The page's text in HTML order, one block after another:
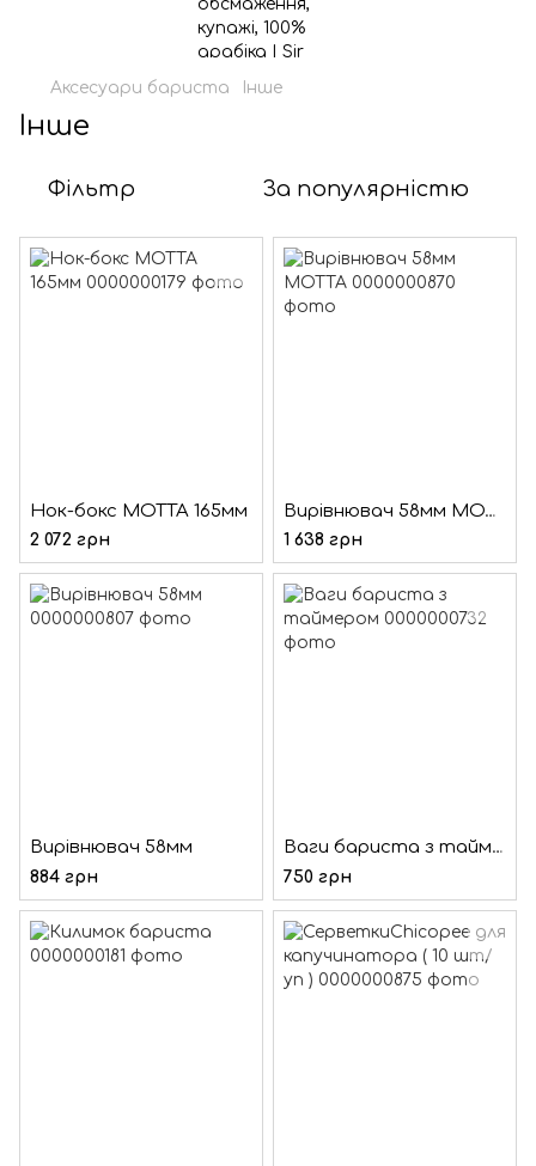
Аксесуари бариста Інше
Інше
Фільтр За популярністю
Нок-бокс МОТТА 165мм
2 072 грн
Вирівнювач 58мм МОТТА
1 638 грн
Вирівнювач 58мм
884 грн
Ваги бариста з таймером
750 грн